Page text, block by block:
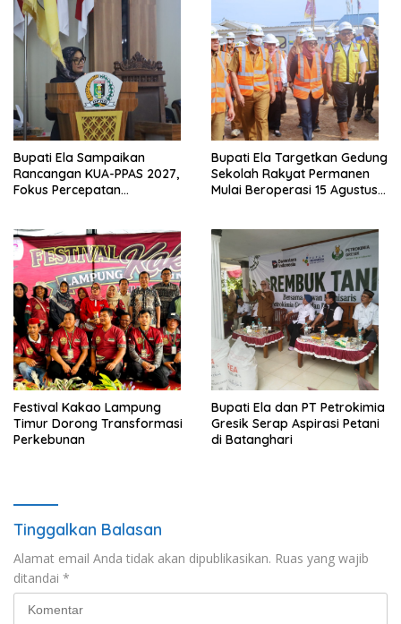
Bupati Ela Sampaikan
Rancangan KUA-PPAS 2027,
Fokus Percepatan
Bupati Ela Targetkan Gedung
Sekolah Rakyat Permanen
Mulai Beroperasi 15 Agustus
‎Festival Kakao Lampung
Timur Dorong Transformasi
Perkebunan
Bupati Ela dan PT Petrokimia
Gresik Serap Aspirasi Petani
di Batanghari
Tinggalkan Balasan
Alamat email Anda tidak akan dipublikasikan. Ruas yang wajib
ditandai *